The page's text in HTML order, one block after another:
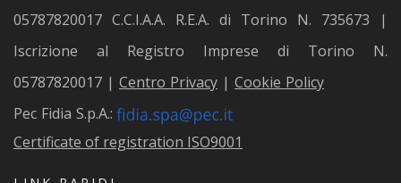
05787820017 C.C.I.A.A. R.E.A. di Torino N. 735673 |
Iscrizione al Registro Imprese di Torino N.
05787820017 | Centro Privacy | Cookie Policy
Pec Fidia S.p.A.:
Certificate of registration ISO9001